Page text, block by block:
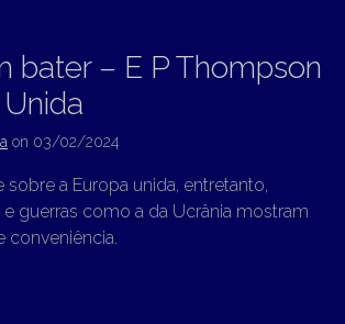
bater – E P Thompson
on 03/02/2024
a Europa unida, entretanto,
guerras como a da Ucrânia mostram
conveniência.